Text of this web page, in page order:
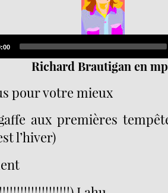
Player
Richard Brautigan en
pour votre mieux
aux premières
l’hiver)